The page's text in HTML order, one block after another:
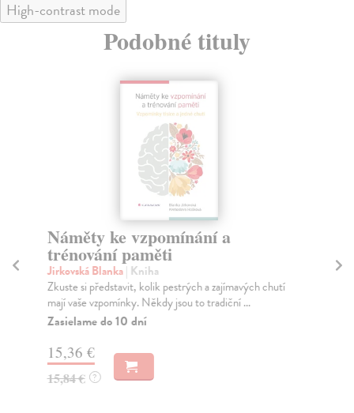
High-contrast mode
Podobné tituly
Náměty ke vzpomínání a
trénování paměti
Jirkovská Blanka| Kniha
Zkuste si představit, kolik pestrých a zajímavých chutí
mají vaše vzpomínky. Někdy jsou to tradiční ...
Zasielame do 10 dní
15,36 €
15,84 € ?